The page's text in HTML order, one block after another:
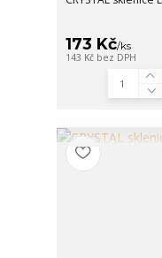
173 Kč/ks
143 Kč bez DPH